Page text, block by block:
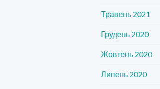
Травень 2021
Грудень 2020
Жовтень 2020
Липень 2020